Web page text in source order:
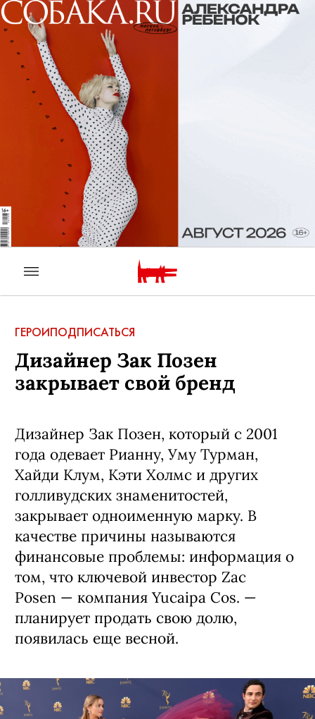
ГЕРОИПОДПИСАТЬСЯ
Дизайнер Зак Позен
закрывает свой бренд
Дизайнер Зак Позен, который с 2001
года одевает Рианну, Уму Турман,
Хайди Клум, Кэти Холмс и других
голливудских знаменитостей,
закрывает одноименную марку. В
качестве причины называются
финансовые проблемы: информация о
том, что ключевой инвестор Zac
Posen — компания Yucaipa Cos. —
планирует продать свою долю,
появилась еще весной.